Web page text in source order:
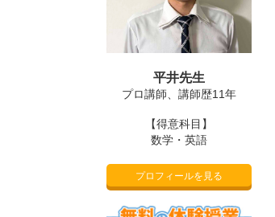
平井先生
プロ講師、講師歴11年
【得意科目】
数学・英語
プロフィールを見る